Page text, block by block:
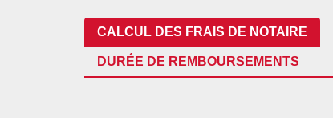
CALCUL DES FRAIS DE NOTAIRE
DURÉE DE REMBOURSEMENTS